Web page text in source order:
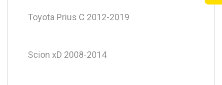
Toyota Prius C 2012-2019
Scion xD 2008-2014